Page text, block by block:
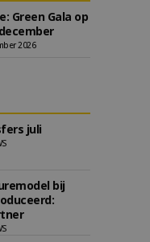
Green Gala op
2026
juli
bij